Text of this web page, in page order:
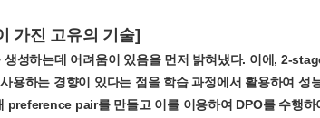
가진 고유의 기술]
성하는데 어려움이 있음을 먼저 밝혀냈다. 이에, 2-
는 경향이 있다는 점을 학습 과정에서 활용하여 성
pair를 만들고 이를 이용하여 DPO를 수행